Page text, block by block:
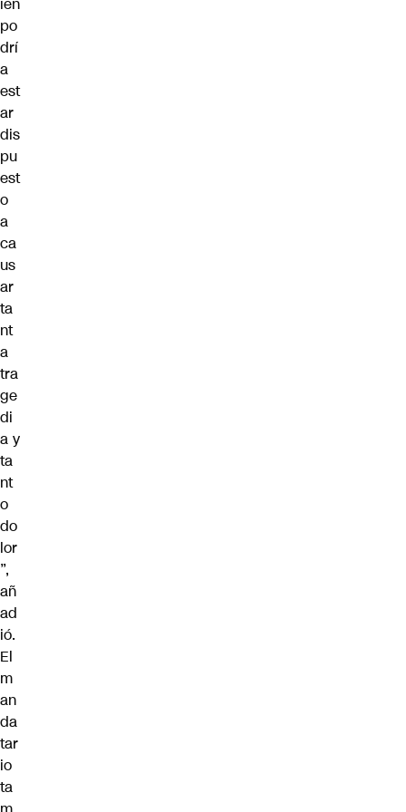
po
drí
a
est
ar
dis
pu
est
o
a
ca
us
ar
ta
nt
a
tra
ge
di
a y
ta
nt
o
do
lor
”,
añ
ad
ió.
El
m
an
da
tar
io
ta